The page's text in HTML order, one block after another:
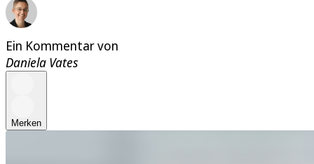
Ein Kommentar von
Daniela Vates
Merken